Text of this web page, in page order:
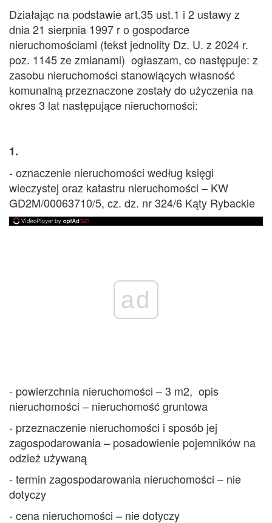
Działając na podstawie art.35 ust.1 i 2 ustawy z
dnia 21 sierpnia 1997 r o gospodarce
nieruchomościami (tekst jednolity Dz. U. z 2024 r.
poz. 1145 ze zmianami) ogłaszam, co następuje: z
zasobu nieruchomości stanowiących własność
komunalną przeznaczone zostały do użyczenia na
okres 3 lat następujące nieruchomości:
1.
- oznaczenie nieruchomości według księgi
wieczystej oraz katastru nieruchomości – KW
GD2M/00063710/5, cz. dz. nr 324/6 Kąty Rybackie
ad
- powierzchnia nieruchomości – 3 m2, opis
nieruchomości – nieruchomość gruntowa
- przeznaczenie nieruchomości i sposób jej
zagospodarowania – posadowienie pojemników na
odzież używaną
- termin zagospodarowania nieruchomości – nie
dotyczy
- cena nieruchomości – nie dotyczy